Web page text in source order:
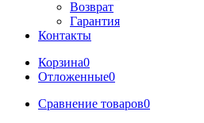
Возврат
Гарантия
Контакты
Корзина0
Отложенные0
Сравнение товаров0